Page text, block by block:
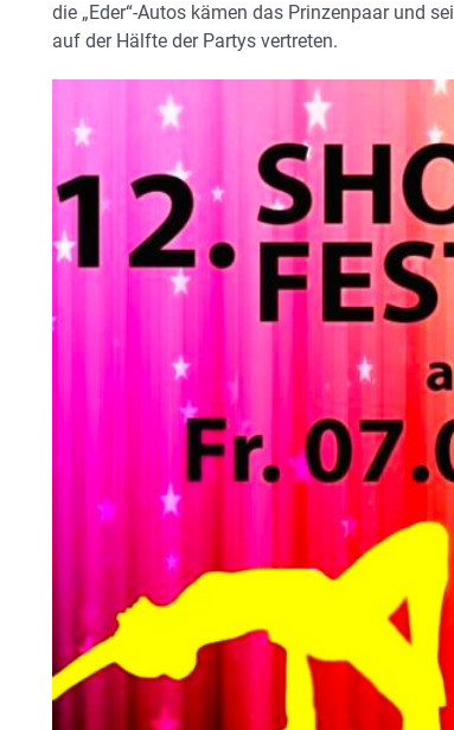
die „Eder“-Autos kämen das Prinzenpaar und
auf der Hälfte der Partys vertreten.